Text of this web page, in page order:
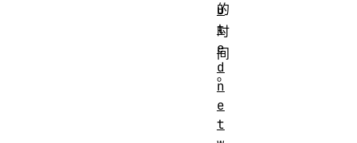
的
时
间
。
u
t
e
d
n
e
t